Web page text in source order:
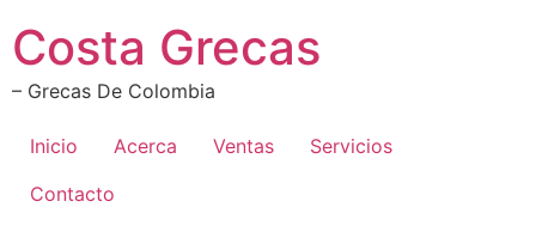
contenido
Costa Grecas
– Grecas De Colombia
Inicio Acerca Ventas
Servicios
Contacto